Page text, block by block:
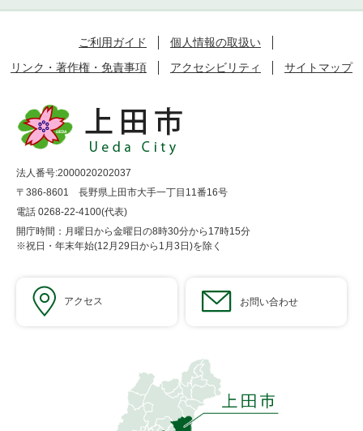
ご利用ガイド
個人情報の取扱い
リンク・著作権・免責事項
アクセシビリティ サイトマップ
法人番号:2000020202037
〒386-8601 長野県上田市大手一丁目11番16号
電話 0268-22-4100(代表)
開庁時間：月曜日から金曜日の8時30分から17時15分
※祝日・年末年始(12月29日から1月3日)を除く
アクセス お問い合わせ